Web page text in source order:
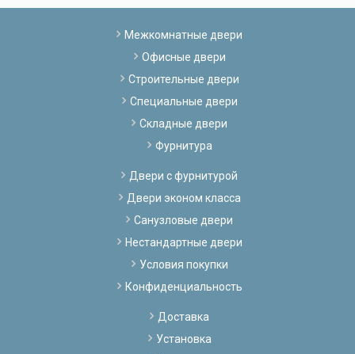
Межкомнатные двери
Офисные двери
Строительные двери
Специальные двери
Складные двери
Фурнитура
Двери с фурнитурой
Двери эконом класса
Санузловые двери
Нестандартные двери
Условия покупки
Конфиденциальность
Доставка
Установка